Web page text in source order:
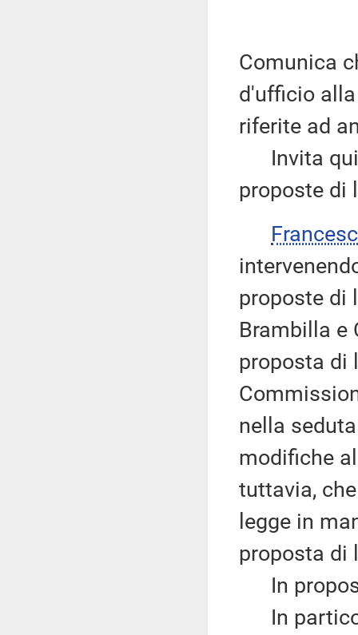
Comunica
d'ufficio
riferite ad
Invita
proposte di
proposte di
Brambilla e
proposta di
nella
modifiche
tuttavia,
legge in
proposta di
In
In